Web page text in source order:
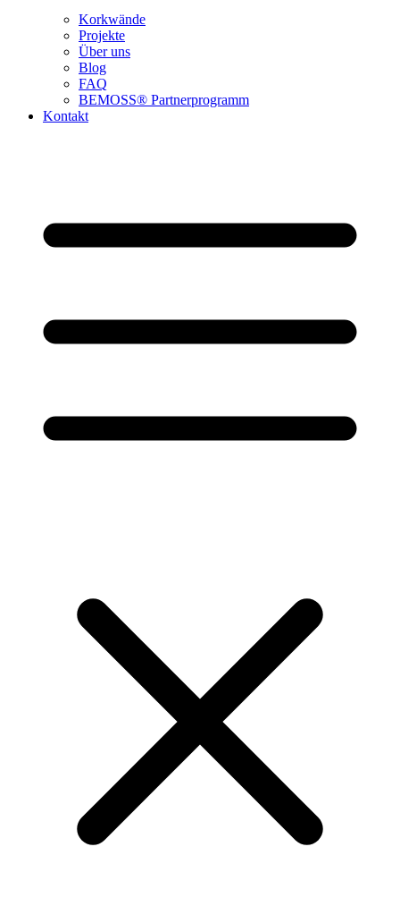
Korkwände
Projekte
Über uns
Blog
FAQ
BEMOSS® Partnerprogramm​
Kontakt